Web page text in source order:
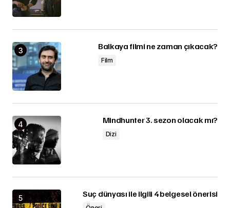
Balkaya filmi ne zaman çıkacak?
Film
Mindhunter 3. sezon olacak mı?
Dizi
Suç dünyası ile ilgili 4 belgesel önerisi